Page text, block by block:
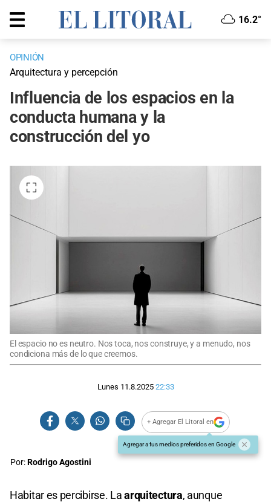
16.2°
OPINIÓN
Arquitectura y percepción
Influencia de los espacios en la
conducta humana y la
construcción del yo
El espacio no es neutro. Nos toca, nos construye, y a menudo, nos
condiciona más de lo que creemos.
Lunes 11.8.2025 22:33
+ Agregar El Litoral en
Agregar a tus medios preferidos en Google
Por:Rodrigo Agostini
Habitar es percibirse. Laarquitectura, aunque